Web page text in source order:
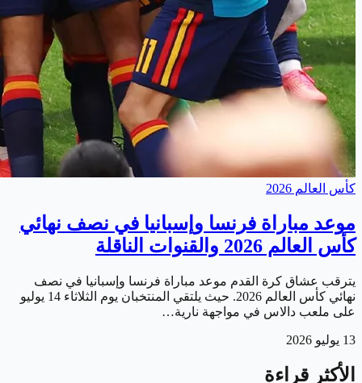
كأس العالم 2026
موعد مباراة فرنسا وإسبانيا في نصف نهائي
كأس العالم 2026 والقنوات الناقلة
يترقب عشاق كرة القدم موعد مباراة فرنسا وإسبانيا في نصف
نهائي كأس العالم 2026. حيث يلتقي المنتخبان يوم الثلاثاء 14 يوليو
على ملعب دالاس في مواجهة نارية…
13 يوليو 2026
الأكثر قراءة